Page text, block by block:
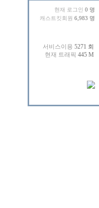
현재 로그인 0 명
캐스트킷회원 6,983 명